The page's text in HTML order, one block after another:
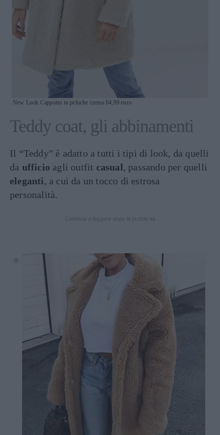
New Look Cappotto in peluche crema 64,99 euro
Teddy coat, gli abbinamenti
Il “Teddy” è adatto a tutti i tipi di look, da quelli
da ufficio agli outfit casual, passando per quelli
eleganti, a cui da un tocco di estrosa
personalità.